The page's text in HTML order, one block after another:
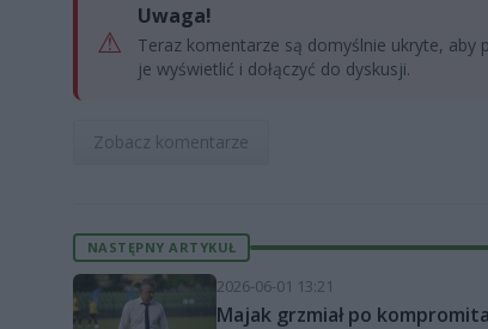
⚠
Uwaga!
Teraz komentarze są domyślnie ukryte, aby
je wyświetlić i dołączyć do dyskusji.
Zobacz komentarze
NASTĘPNY ARTYKUŁ
2026-06-01 13:21
Majak grzmiał po